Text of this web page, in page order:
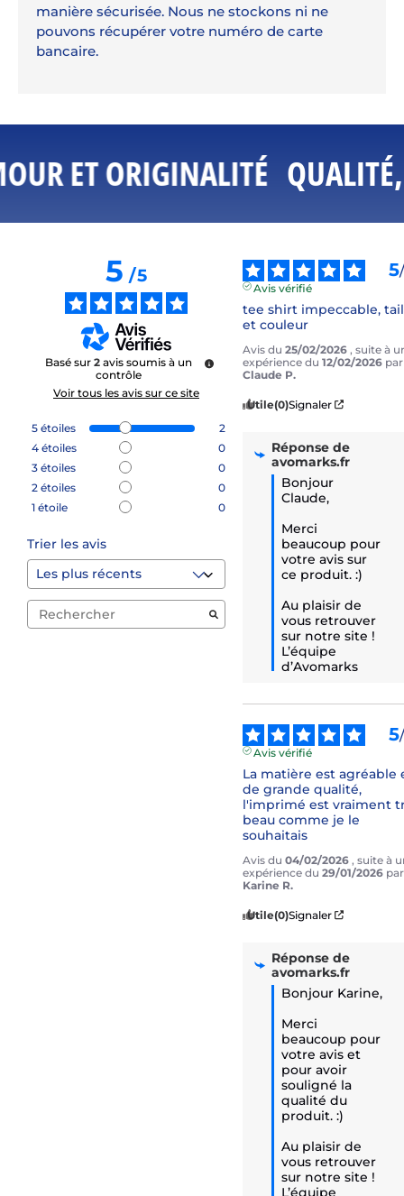
manière sécurisée. Nous ne stockons ni ne
pouvons récupérer votre numéro de carte
bancaire.
ET ORIGINALITÉ
5/5
Basé sur 2 avis soumis à un
contrôle
Voir tous les avis sur ce site
5 étoiles
2
4 étoiles
0
3 étoiles
0
2 étoiles
0
1 étoile 0
Trier les avis
5/
Avis vérifié
tee shirt impeccable,
et couleur
Avis du 25/02/2026 , suite à
expérience du 12/02/2026 par
Claude P.
Utile(0)Signaler
Réponse de
avomarks.fr
Bonjour
Claude,
Merci
beaucoup pour
votre avis sur
ce produit. :)
Au plaisir de
vous retrouver
sur notre site !
L’équipe
d’Avomarks
5/
Avis vérifié
La matière est agréable
de grande qualité,
l'imprimé est vraiment
beau comme je le
souhaitais
Avis du 04/02/2026 , suite à
expérience du 29/01/2026 par
Karine R.
Utile(0)Signaler
Réponse de
avomarks.fr
Bonjour Karine,
Merci
beaucoup pour
votre avis et
pour avoir
souligné la
qualité du
produit. :)
Au plaisir de
vous retrouver
sur notre site !
L’équipe